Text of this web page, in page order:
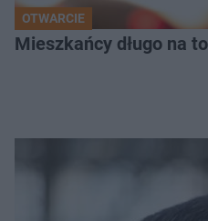
OTWARCIE
Mieszkańcy długo na